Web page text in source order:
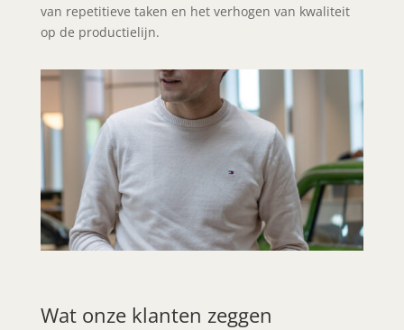
van repetitieve taken en het verhogen van kwaliteit
op de productielijn.
Wat onze klanten zeggen